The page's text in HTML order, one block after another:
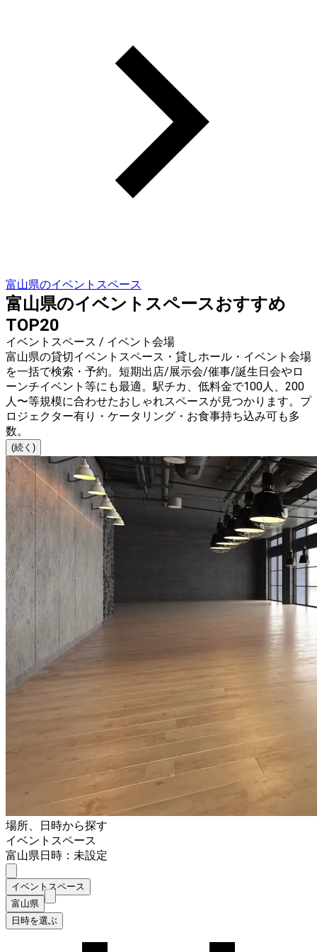
富山県のイベントスペース
富山県のイベントスペースおすすめ
TOP20
イベントスペース / イベント会場
富山県の貸切イベントスペース・貸しホール・イベント会場
を一括で検索・予約。短期出店/展示会/催事/誕生日会やロ
ーンチイベント等にも最適。駅チカ、低料金で100人、200
人〜等規模に合わせたおしゃれスペースが見つかります。プ
ロジェクター有り・ケータリング・お食事持ち込み可も多
数。
(続く)
場所、日時から探す
イベントスペース
富山県日時：未設定
イベントスペース
富山県
日時を選ぶ